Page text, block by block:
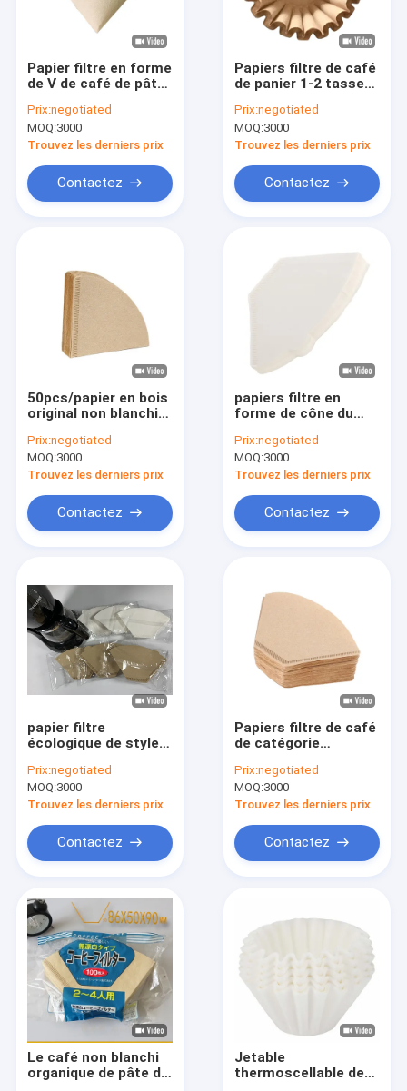
Visite d'usine
Demandez une citation
Papiers filtre de café
Filtre de café de cône
Filtre de café de panier
Filtre de café de Chemex
Filtre de café rond
Filtre de café jetable
Sachets filtre de café d'égouttement
Filtre de café de fond plat
Accessoires de filtre de café
Papier de filtre à huile
Papier pour friteuse à air
Papier filtre en forme
de V de café de pâte
café de 3-6 tasses
Prix:negotiated
MOQ:3000
Trouvez les derniers prix
Contactez
Papiers filtre de café
de panier 1-2 tasses
broyeurs de café
Prix:negotiated
MOQ:3000
Trouvez les derniers prix
Contactez
50pcs/papier en bois
original non blanchi
d'égouttement de
papier filtre café de
sac
Prix:negotiated
MOQ:3000
Trouvez les derniers prix
Contactez
papiers filtre en
forme de cône du
personnes
Prix:negotiated
MOQ:3000
Trouvez les derniers prix
Contactez
papier filtre
écologique de style
100pcs de filtres du
papier filtre de café
02
Prix:negotiated
MOQ:3000
Trouvez les derniers prix
Contactez
Papiers filtre de café
de catégorie
pâte de bois
naturelle
Prix:negotiated
MOQ:3000
Trouvez les derniers prix
Contactez
Le café non blanchi
organique de pâte de
Jetable
thermoscellable de